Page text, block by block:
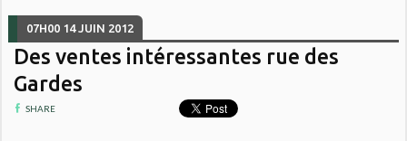
07H00 14 JUIN 2012
Des ventes intéressantes rue des
Gardes
SHARE